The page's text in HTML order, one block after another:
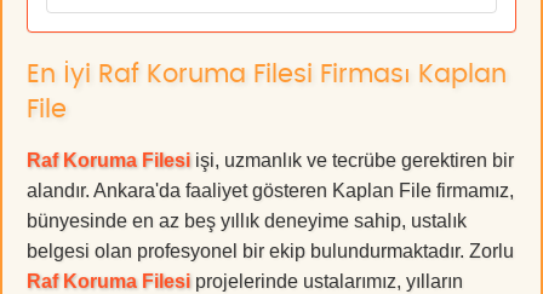
En İyi Raf Koruma Filesi Firması Kaplan
File
Raf Koruma Filesi işi, uzmanlık ve tecrübe gerektiren bir
alandır. Ankara'da faaliyet gösteren Kaplan File firmamız,
bünyesinde en az beş yıllık deneyime sahip, ustalık
belgesi olan profesyonel bir ekip bulundurmaktadır. Zorlu
Raf Koruma Filesi projelerinde ustalarımız, yılların